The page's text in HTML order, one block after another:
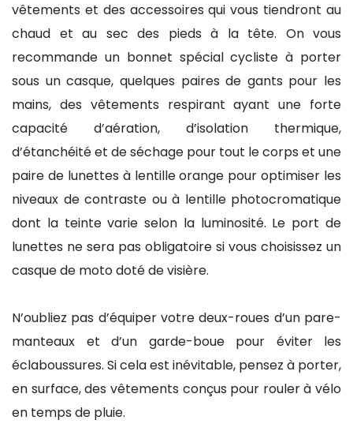
vêtements et des accessoires qui vous tiendront au
chaud et au sec des pieds à la tête. On vous
recommande un bonnet spécial cycliste à porter
sous un casque, quelques paires de gants pour les
mains, des vêtements respirant ayant une forte
capacité d’aération, d’isolation thermique,
d’étanchéité et de séchage pour tout le corps et une
paire de lunettes à lentille orange pour optimiser les
niveaux de contraste ou à lentille photocromatique
dont la teinte varie selon la luminosité. Le port de
lunettes ne sera pas obligatoire si vous choisissez un
casque de moto doté de visière.
N’oubliez pas d’équiper votre deux-roues d’un pare-
manteaux et d’un garde-boue pour éviter les
éclaboussures. Si cela est inévitable, pensez à porter,
en surface, des vêtements conçus pour rouler à vélo
en temps de pluie.